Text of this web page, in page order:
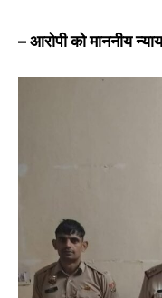
– आरोपी को माननीय